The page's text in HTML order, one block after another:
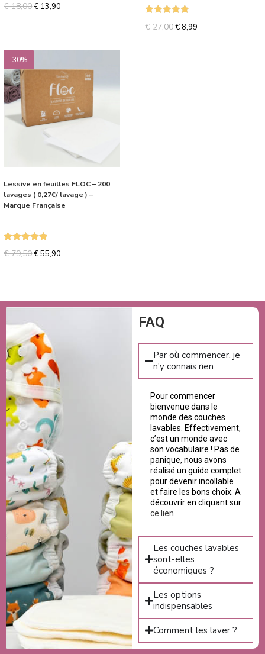
€18,00€ 13,90
€27,00€ 8,99
-30%
Lessive en feuilles FLOC – 200
lavages ( 0,27€/ lavage ) –
Marque Française
€79,50€55,90
FAQ
Par où commencer, je
n'y connais rien
Pour commencer
bienvenue dans le
monde des couches
lavables. Effectivement,
c’est un monde avec
son vocabulaire ! Pas de
panique, nous avons
réalisé un guide complet
pour devenir incollable
et faire les bons choix. A
découvrir en cliquant sur
ce lien
Les couches lavables
sont-elles
économiques ?
Les options
indispensables
Comment les laver ?